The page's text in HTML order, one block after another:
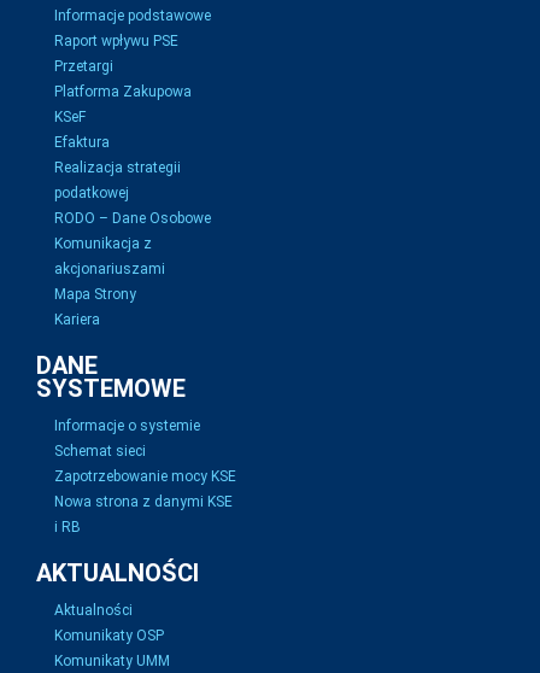
Informacje podstawowe
Raport wpływu PSE
Przetargi
Platforma Zakupowa
KSeF
Efaktura
Realizacja strategii
podatkowej
RODO – Dane Osobowe
Komunikacja z
akcjonariuszami
Mapa Strony
Kariera
DANE
SYSTEMOWE
Informacje o systemie
Schemat sieci
Zapotrzebowanie mocy KSE
Nowa strona z danymi KSE
i RB
AKTUALNOŚCI
Aktualności
Komunikaty OSP
Komunikaty UMM